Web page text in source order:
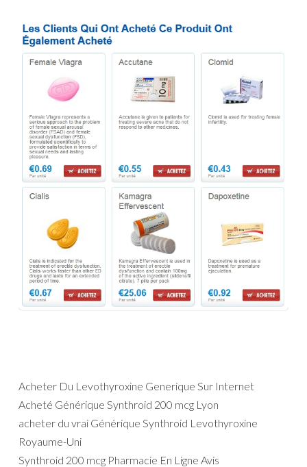
Acheter Du Levothyroxine Generique Sur Internet
Acheté Générique Synthroid 200 mcg Lyon
acheter du vrai Générique Synthroid Levothyroxine
Royaume-Uni
Synthroid 200 mcg Pharmacie En Ligne Avis